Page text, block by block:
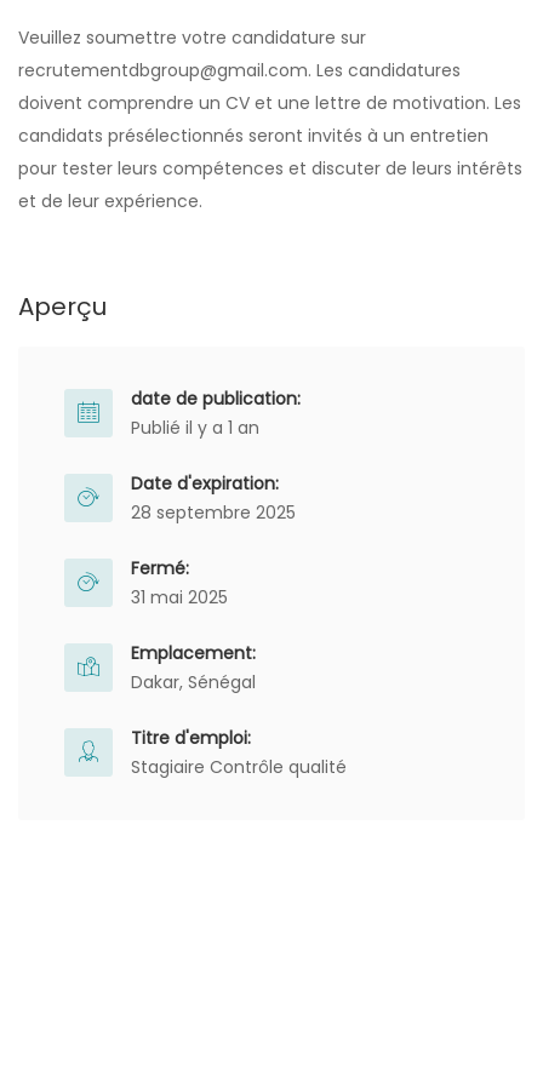
Veuillez soumettre votre candidature sur
recrutementdbgroup@gmail.com. Les candidatures
doivent comprendre un CV et une lettre de motivation. Les
candidats présélectionnés seront invités à un entretien
pour tester leurs compétences et discuter de leurs intérêts
et de leur expérience.
Aperçu
date de publication:
Publié il y a 1 an
Date d'expiration:
28 septembre 2025
Fermé:
31 mai 2025
Emplacement:
Dakar, Sénégal
Titre d'emploi:
Stagiaire Contrôle qualité